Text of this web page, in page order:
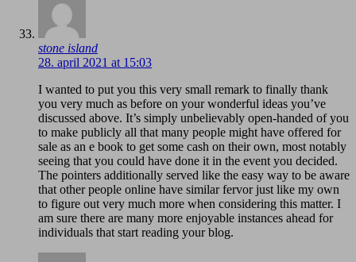
stone island
28. april 2021 at 15:03
I wanted to put you this very small remark to finally thank
you very much as before on your wonderful ideas you’ve
discussed above. It’s simply unbelievably open-handed of you
to make publicly all that many people might have offered for
sale as an e book to get some cash on their own, most notably
seeing that you could have done it in the event you decided.
The pointers additionally served like the easy way to be aware
that other people online have similar fervor just like my own
to figure out very much more when considering this matter. I
am sure there are many more enjoyable instances ahead for
individuals that start reading your blog.